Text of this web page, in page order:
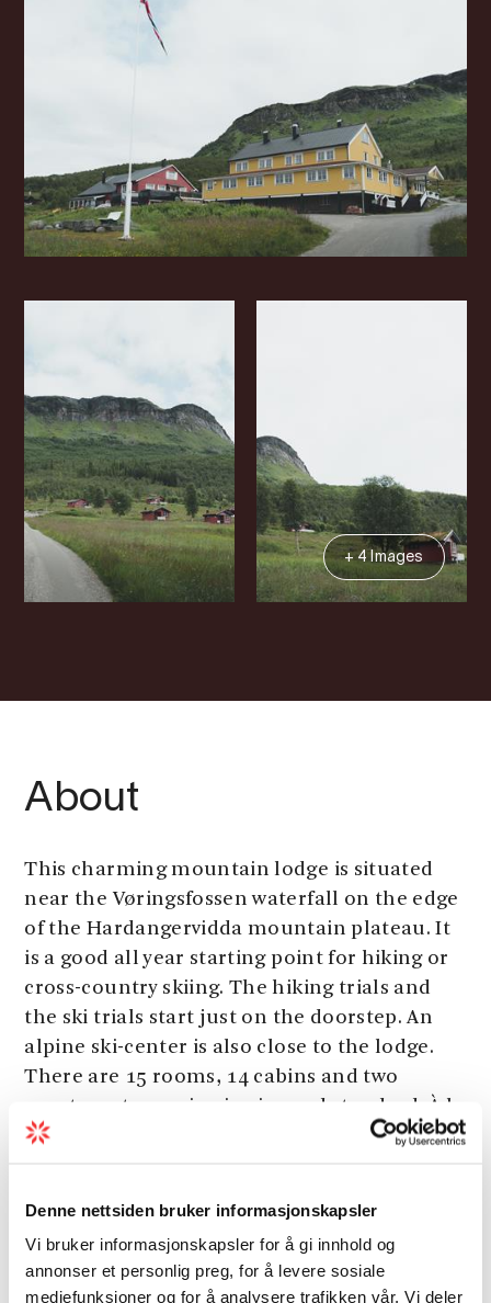
Denne nettsiden bruker informasjonskapsler
Vi bruker informasjonskapsler for å gi innhold og
annonser et personlig preg, for å levere sosiale
mediefunksjoner og for å analysere trafikken vår. Vi deler
+ 4 Images
About
This charming mountain lodge is situated
near the Vøringsfossen waterfall on the edge
of the Hardangervidda mountain plateau. It
is a good all year starting point for hiking or
cross-country skiing. The hiking trials and
the ski trials start just on the doorstep. An
alpine ski-center is also close to the lodge.
There are 15 rooms, 14 cabins and two
apartments, varying in size and standard. À la
carte café during the high season. Available
Season